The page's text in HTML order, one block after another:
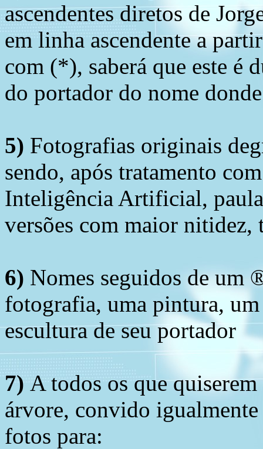
ascendentes diretos de
em linha ascendente a
com (*), saberá que este é
do portador do nome
5) Fotografias originais
sendo, após tratamento
Inteligência Artificial,
versões com maior nitidez,
6) Nomes seguidos de um
fotografia, uma pintura,
escultura de seu portador
7) A todos os que
árvore, convido
fotos para: